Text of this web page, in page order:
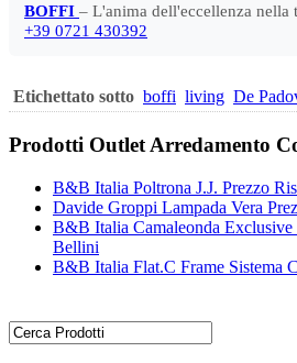
BOFFI – L'anima dell'eccellenza nella
+39 0721 430392
Etichettato sotto boffi living De
Prodotti Outlet Arredamento
B&B Italia Poltrona J.J. Prezzo
Davide Groppi Lampada Vera
B&B Italia Camaleonda Exclusive
Bellini
B&B Italia Flat.C Frame Sistema